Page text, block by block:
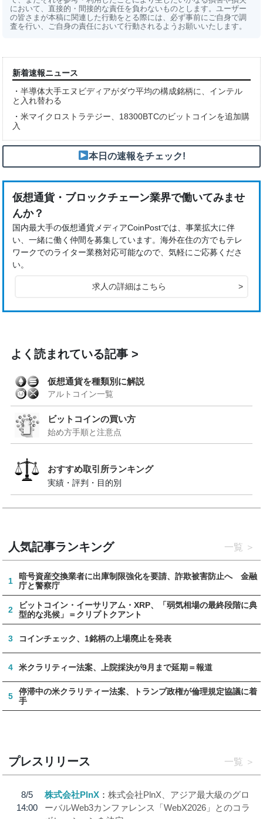
において、直接的・間接的な責任を負わないものとします。ユーザー
の皆さまが本稿に関連した行動をとる際には、必ず事前にご自身で調
査を行い、ご自身の責任において行動されるようお願いいたします。
新着速報ニュース
・半導体大手エヌビディアがダウ平均の構成銘柄に、インテル
と入れ替わる
・米マイクロストラテジー、18300BTCのビットコインを追加購
入
本日の速報をチェック!
仮想通貨・ブロックチェーン業界で働いてみませ
んか？
国内最大手の仮想通貨メディアCoinPostでは、事業拡大に伴
い、一緒に働く仲間を募集しています。海外在住の方でもテレ
ワークでのライター業務対応可能なので、気軽にご応募くださ
い。
求人の詳細はこちら >
よく読まれている記事
仮想通貨を種類別に解説
アルトコイン一覧
ビットコインの買い方
始め方手順と注意点
おすすめ取引所ランキング
実績・評判・目的別
人気記事ランキング 一覧
1
暗号資産交換業者に出庫制限強化を要請、詐欺被害防止へ 金融
庁と警察庁
2
ビットコイン・イーサリアム・XRP、「弱気相場の最終段階に典
型的な兆候」＝クリプトクアント
3 コインチェック、1銘柄の上場廃止を発表
4 米クラリティー法案、上院採決が9月まで延期＝報道
5
停滞中の米クラリティー法案、トランプ政権が倫理規定協議に着
手
プレスリリース 一覧
8/5
14:00
株式会社PlnX
株式会社PlnX、アジア最大級のグロ
ーバルWeb3カンファレンス「WebX2026」とのコラ